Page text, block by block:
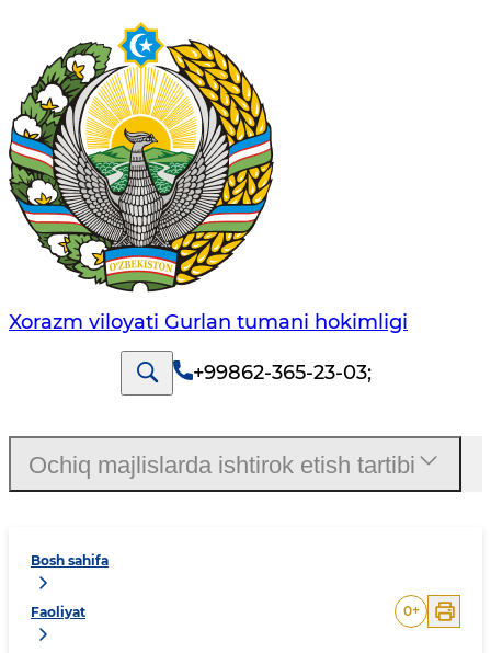
Xorazm viloyati Gurlan tumani hokimligi
+99862-365-23-03;
Bosh sahifa
Faoliyat 0+
Ochiq majlislarda ishtirok etish tartibi